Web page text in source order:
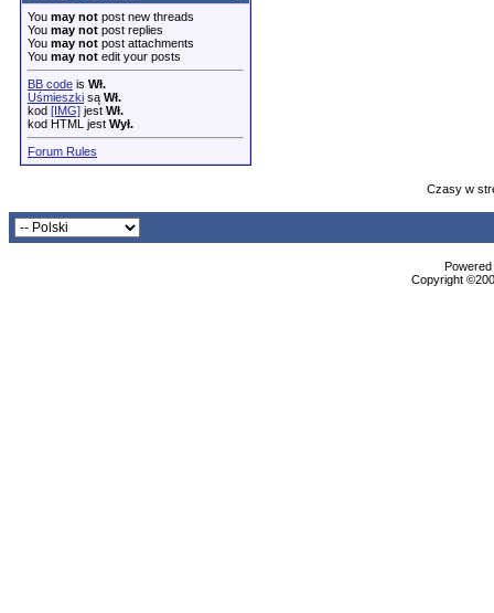
You may not post new threads
You may not post replies
You may not post attachments
You may not edit your posts
BB code is Wł.
Uśmieszki są Wł.
kod [IMG] jest Wł.
kod HTML jest Wył.
Forum Rules
Czasy w
Copyright